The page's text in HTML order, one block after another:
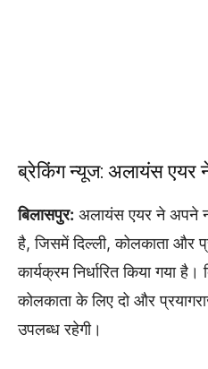
ब्रेकिंग न्यूज: अलायंस एयर
बिलासपुर: अलायंस एयर ने अपने
है, जिसमें दिल्ली, कोलकाता और
कार्यक्रम निर्धारित किया गया
कोलकाता के लिए दो और
उपलब्ध रहेगी।